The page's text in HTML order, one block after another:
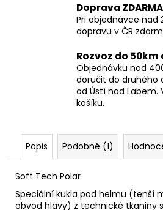
Doprava ZDARMA
Při objednávce nad
dopravu v ČR
Rozvoz do 50km
Objednávku nad
doručit do druhého
od Ústí nad Labem.
košíku.
Popis Podobné (1)
Soft Tech Polar
Speciální kukla pod helmu (tenší
obvod hlavy) z technické tkaniny